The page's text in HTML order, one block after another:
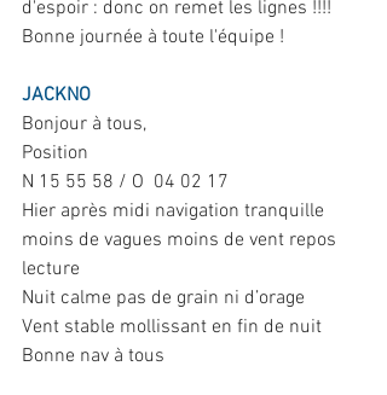
d'espoir : donc on remet les lignes !!!!
Bonne journée à toute l'équipe !
JACKNO
Bonjour à tous,
Position
N 15 55 58 / O  04 02 17
Hier après midi navigation tranquille
moins de vagues moins de vent repos
lecture
Nuit calme pas de grain ni d’orage
Vent stable mollissant en fin de nuit
Bonne nav à tous